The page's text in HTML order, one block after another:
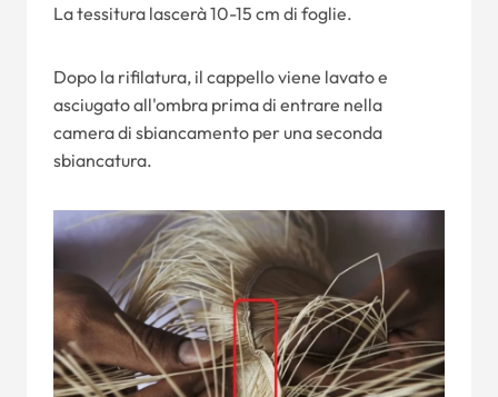
La tessitura lascerà 10-15 cm di foglie.
Dopo la rifilatura, il cappello viene lavato e
asciugato all'ombra prima di entrare nella
camera di sbiancamento per una seconda
sbiancatura.